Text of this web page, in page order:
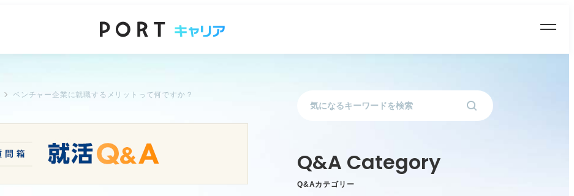
ベンチャー企業に就職するメリットって何ですか？
Q&Aカテゴリー